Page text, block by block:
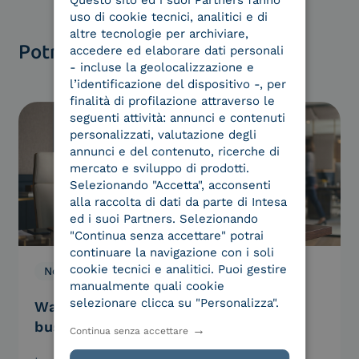
Potrebbero interessarti
Normativa 29.04.2026
Wallet digitali e nuovi modelli di
business: quali opportunità
uso di cookie tecnici, analitici e di
altre tecnologie per archiviare,
accedere ed elaborare dati personali
- incluse la geolocalizzazione e
l’identificazione del dispositivo -, per
finalità di profilazione attraverso le
seguenti attività: annunci e contenuti
personalizzati, valutazione degli
annunci e del contenuto, ricerche di
mercato e sviluppo di prodotti.
Selezionando "Accetta", acconsenti
alla raccolta di dati da parte di Intesa
ed i suoi Partners. Selezionando
"Continua senza accettare" potrai
continuare la navigazione con i soli
cookie tecnici e analitici. Puoi gestire
manualmente quali cookie
selezionare clicca su "Personalizza".
Continua senza accettare